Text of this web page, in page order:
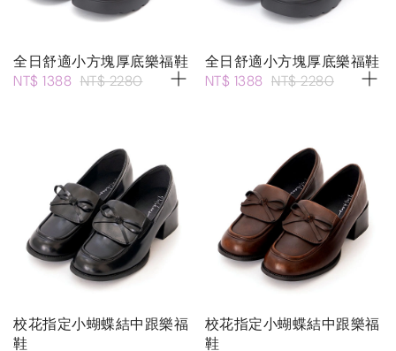
全日舒適小方塊厚底樂福鞋
NT$ 1388 NT$ 2280
全日舒適小方塊厚底樂福鞋
NT$ 1388 NT$ 2280
校花指定小蝴蝶結中跟樂福
鞋
校花指定小蝴蝶結中跟樂福
鞋